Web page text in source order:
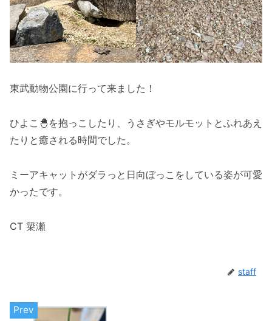
東武動物公園に行って来ました！
ひよこ🐣を抱っこしたり、うさぎやモルモットとふれあえ
たりと癒される時間でした。
ミーアキャットがダラっと日向ぼっこをしている姿が可愛
かったです。
CT 簗瀬
staff